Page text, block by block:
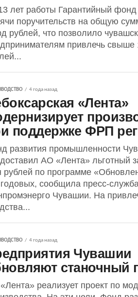
лет работы Гарантийный
поручительств на общую
рублей, что позволило
привлечь свыше
4 года назад
«Лента»
поддержке ФРП
развития промышленности
АО «Лента» льготный
рублей по программе
сообщила пресс-
Чувашии. На
4 года назад
Чувашии
станочный
реализует проект по